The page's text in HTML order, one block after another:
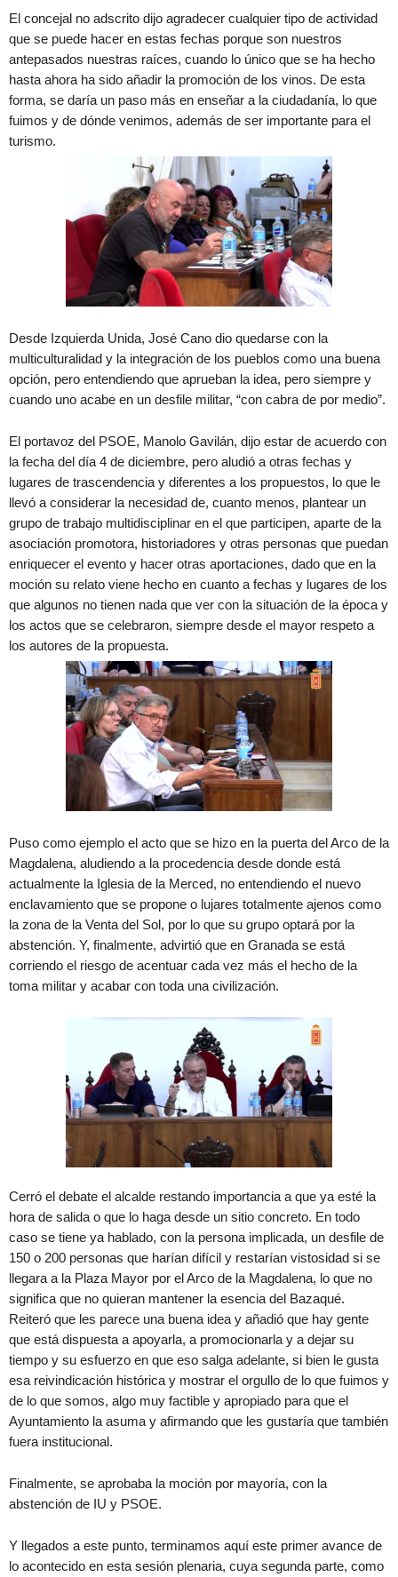
El concejal no adscrito dijo agradecer cualquier tipo de actividad
que se puede hacer en estas fechas porque son nuestros
antepasados nuestras raíces, cuando lo único que se ha hecho
hasta ahora ha sido añadir la promoción de los vinos. De esta
forma, se daría un paso más en enseñar a la ciudadanía, lo que
fuimos y de dónde venimos, además de ser importante para el
turismo.
Desde Izquierda Unida, José Cano dio quedarse con la
multiculturalidad y la integración de los pueblos como una buena
opción, pero entendiendo que aprueban la idea, pero siempre y
cuando uno acabe en un desfile militar, “con cabra de por medio”.
El portavoz del PSOE, Manolo Gavilán, dijo estar de acuerdo con
la fecha del día 4 de diciembre, pero aludió a otras fechas y
lugares de trascendencia y diferentes a los propuestos, lo que le
llevó a considerar la necesidad de, cuanto menos, plantear un
grupo de trabajo multidisciplinar en el que participen, aparte de la
asociación promotora, historiadores y otras personas que puedan
enriquecer el evento y hacer otras aportaciones, dado que en la
moción su relato viene hecho en cuanto a fechas y lugares de los
que algunos no tienen nada que ver con la situación de la época y
los actos que se celebraron, siempre desde el mayor respeto a
los autores de la propuesta.
Puso como ejemplo el acto que se hizo en la puerta del Arco de la
Magdalena, aludiendo a la procedencia desde donde está
actualmente la Iglesia de la Merced, no entendiendo el nuevo
enclavamiento que se propone o lujares totalmente ajenos como
la zona de la Venta del Sol, por lo que su grupo optará por la
abstención. Y, finalmente, advirtió que en Granada se está
corriendo el riesgo de acentuar cada vez más el hecho de la
toma militar y acabar con toda una civilización.
Cerró el debate el alcalde restando importancia a que ya esté la
hora de salida o que lo haga desde un sitio concreto. En todo
caso se tiene ya hablado, con la persona implicada, un desfile de
150 o 200 personas que harían difícil y restarían vistosidad si se
llegara a la Plaza Mayor por el Arco de la Magdalena, lo que no
significa que no quieran mantener la esencia del Bazaqué.
Reiteró que les parece una buena idea y añadió que hay gente
que está dispuesta a apoyarla, a promocionarla y a dejar su
tiempo y su esfuerzo en que eso salga adelante, si bien le gusta
esa reivindicación histórica y mostrar el orgullo de lo que fuimos y
de lo que somos, algo muy factible y apropiado para que el
Ayuntamiento la asuma y afirmando que les gustaría que también
fuera institucional.
Finalmente, se aprobaba la moción por mayoría, con la
abstención de IU y PSOE.
Y llegados a este punto, terminamos aquí este primer avance de
lo acontecido en esta sesión plenaria, cuya segunda parte, como